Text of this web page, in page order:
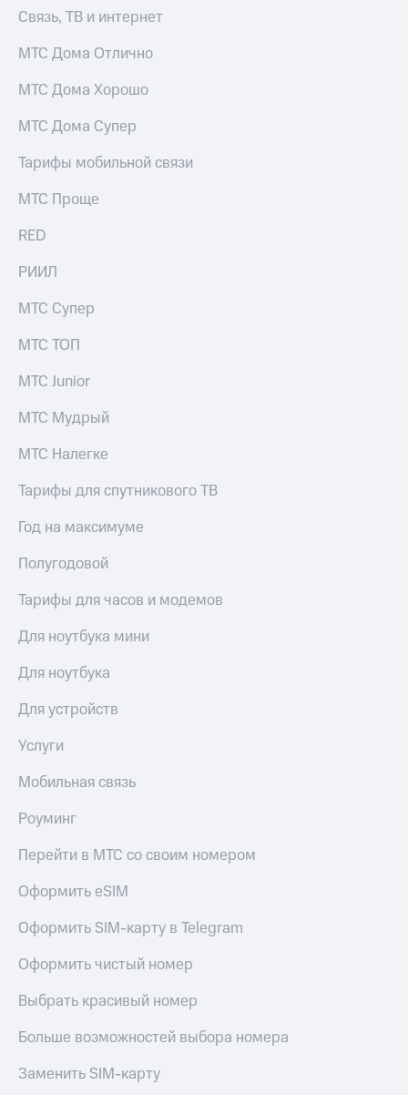
Корпоративный
секретарь
Раскрытие
информации
Информация
акционерам
ПАО
Собрания
Личный
и
аудит
Рынок
Описание
Программа
приобретения
выкупа
Дивиденды
облигаций
Описание
Уведомление
погашении
именных
облигаций
Другое
Регистратор
развитие
деловая этика
На главную
Связь, ТВ и интернет
МТС Дома Отлично
МТС Дома Хорошо
МТС Дома Супер
Тарифы мобильной связи
МТС Проще
RED
РИИЛ
МТС Супер
МТС ТОП
МТС Junior
МТС Мудрый
МТС Налегке
Тарифы для спутникового ТВ
Год на максимуме
Полугодовой
Тарифы для часов и модемов
Для ноутбука мини
Для ноутбука
Для устройств
Услуги
Мобильная связь
Роуминг
Перейти в МТС со своим номером
Оформить eSIM
Оформить SIM-карту в Telegram
Оформить чистый номер
Выбрать красивый номер
Больше возможностей выбора номера
Заменить SIM-карту